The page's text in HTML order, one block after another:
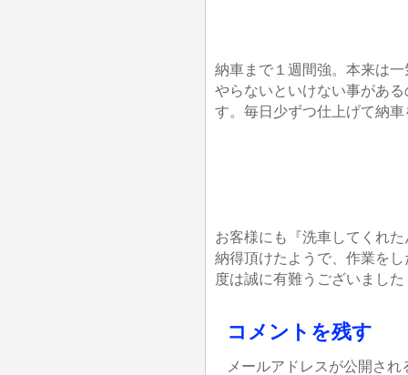
納車まで１週間強。本来は
やらないといけない事があ
す。毎日少ずつ仕上げて納
お客様にも『洗車してくれ
納得頂けたようで、作業を
度は誠に有難うございました
コメントを残す
メールアドレスが公開さ